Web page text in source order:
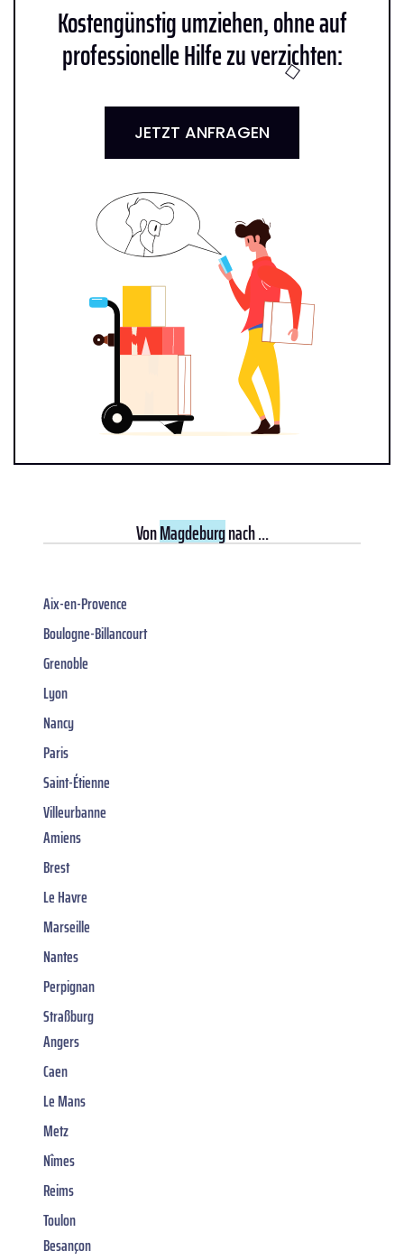
Kostengünstig umziehen, ohne auf
professionelle Hilfe zu verzichten:
JETZT ANFRAGEN
VonMagdeburgnach ...
Aix-en-Provence
Boulogne-Billancourt
Grenoble
Lyon
Nancy
Paris
Saint-Étienne
Villeurbanne
Amiens
Brest
Le Havre
Marseille
Nantes
Perpignan
Straßburg
Angers
Caen
Le Mans
Metz
Nîmes
Reims
Toulon
Besançon